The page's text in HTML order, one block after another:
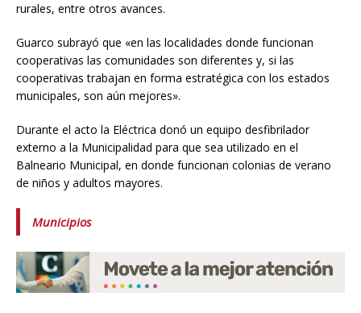
rurales, entre otros avances.
Guarco subrayó que «en las localidades donde funcionan
cooperativas las comunidades son diferentes y, si las
cooperativas trabajan en forma estratégica con los estados
municipales, son aún mejores».
Durante el acto la Eléctrica donó un equipo desfibrilador
externo a la Municipalidad para que sea utilizado en el
Balneario Municipal, en donde funcionan colonias de verano
de niños y adultos mayores.
Municipios